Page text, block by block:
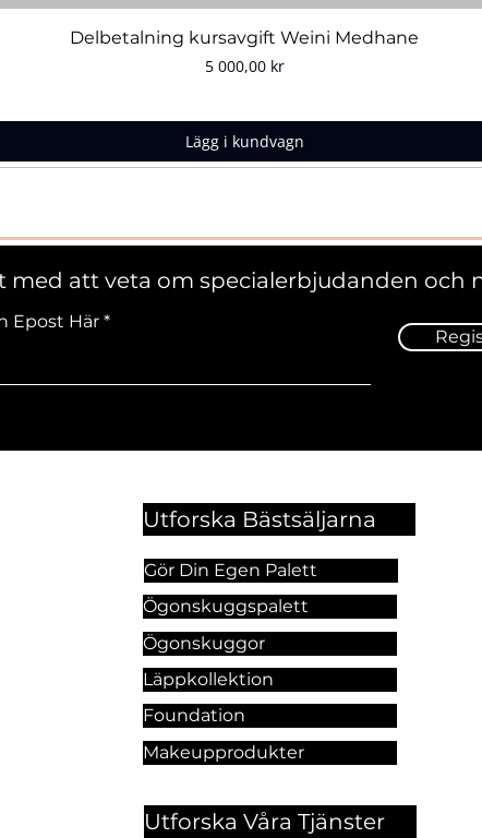
Snabbvisning
Delbetalning kursavgift Weini Medhane
Pris
5 000,00 kr
Lägg i kundvagn
med att veta om specialerbjudanden och
Epost Här
Utforska Bästsäljarna
Gör Din Egen Palett
Ögonskuggspalett
Ögonskuggor
Läppkollektion
Foundation
Makeupprodukter
Utforska Våra Tjänster